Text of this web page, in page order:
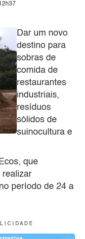
Dar um novo
destino para
sobras de
comida de
restaurantes
industriais,
resíduos
sólidos de
suinocultura e
que
realizar
período de 24 a
I C I D A D E